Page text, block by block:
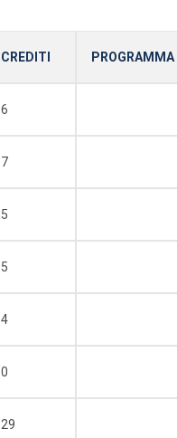
CREDITI PROGRAMMA
6
7
5
5
4
0
29